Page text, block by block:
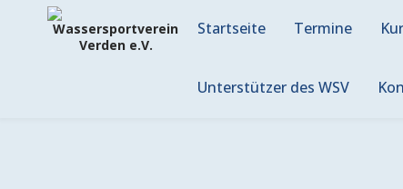
Startseite Termine
Unterstützer des WSV